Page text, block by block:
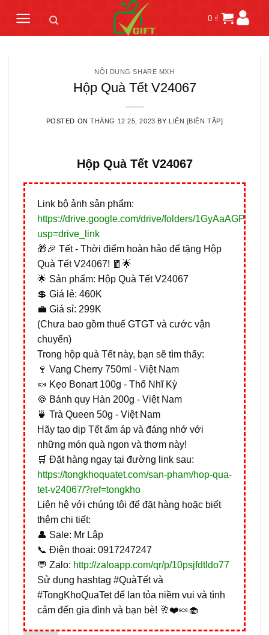
content
0 ₫
NỘI DUNG SHARE MXH
Hộp Quà Tết V24067
POSTED ONTHÁNG 12 25, 2023 BY LIÊN [BIÊN TẬP]
Hộp Quà Tết V24067
Link bộ ảnh sản phẩm:
https://drive.google.com/drive/folders/
usp=drive_link
🎁🎉 Tết - Thời điểm hoàn hảo để tặng Hộp
Quà Tết V24067! 🧧🌟
🌟 Sản phẩm: Hộp Quà Tết V24067
💲 Giá lẻ: 460K
💼 Giá sỉ: 299K
(Chưa bao gồm thuế GTGT và cước vận
chuyển)
Trong hộp quà Tết này, bạn sẽ tìm thấy:
🍷 Vang Cherry 750ml - Việt Nam
🍬 Kẹo Bonart 100g - Thổ Nhĩ Kỳ
🍪 Bánh quy Hàn 200g - Việt Nam
🍵 Trà Queen 50g - Việt Nam
Hãy tạo dịp Tết ấm áp và đáng nhớ với
những món quà ngon và thơm này!
🛒 Đặt hàng ngay tại đường link sau:
https://tongkhoquatet.com/san-pham/hop-qua-
tet-v24067/?ref=tongkho
Liên hệ với chúng tôi để đặt hàng hoặc biết
thêm chi tiết:
👤 Sale: Mr Lập
📞 Điện thoại: 0917247247
💬 Zalo: http://zaloapp.com/qr/p/10psjfdtldo77
Sử dụng hashtag #QuàTết và
#TongKhoQuaTet để lan tỏa niềm vui và tình
cảm đến gia đình và bạn bè! 🥂❤️🍬🧁